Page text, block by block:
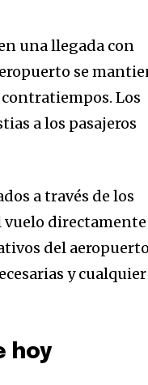
una llegada con
se
Los
a los pasajeros
a través de los
vuelo directamente
del
y cualquier
hoy